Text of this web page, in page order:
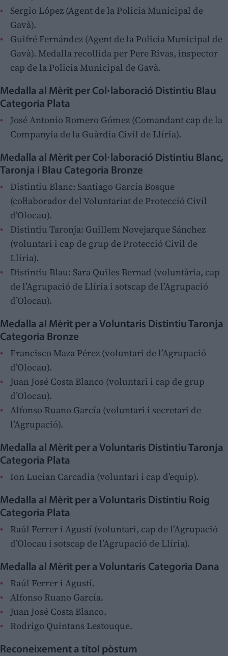
Sergio López (Agent de la Policia Municipal de
Gavà).
Guifré Fernández (Agent de la Policia Municipal de
Gavà). Medalla recollida per Pere Rivas, inspector
cap de la Policia Municipal de Gavà.
Medalla al Mèrit per Col·laboració Distintiu Blau
Categoria Plata
José Antonio Romero Gómez (Comandant cap de la
Companyia de la Guàrdia Civil de Llíria).
Medalla al Mèrit per Col·laboració Distintiu Blanc,
Taronja i Blau Categoria Bronze
Distintiu Blanc: Santiago García Bosque
(col·laborador del Voluntariat de Protecció Civil
d’Olocau).
Distintiu Taronja: Guillem Novejarque Sánchez
(voluntari i cap de grup de Protecció Civil de
Llíria).
Distintiu Blau: Sara Quiles Bernad (voluntària, cap
de l’Agrupació de Llíria i sotscap de l’Agrupació
d’Olocau).
Medalla al Mèrit per a Voluntaris Distintiu Taronja
Categoria Bronze
Francisco Maza Pérez (voluntari de l’Agrupació
d’Olocau).
Juan José Costa Blanco (voluntari i cap de grup
d’Olocau).
Alfonso Ruano García (voluntari i secretari de
l’Agrupació).
Medalla al Mèrit per a Voluntaris Distintiu Taronja
Categoria Plata
Ion Lucian Carcadia (voluntari i cap d’equip).
Medalla al Mèrit per a Voluntaris Distintiu Roig
Categoria Plata
Raúl Ferrer i Agustí (voluntari, cap de l’Agrupació
d’Olocau i sotscap de l’Agrupació de Llíria).
Medalla al Mèrit per a Voluntaris Categoria Dana
Raúl Ferrer i Agustí.
Alfonso Ruano García.
Juan José Costa Blanco.
Rodrigo Quintans Lestouque.
Reconeixement a títol pòstum